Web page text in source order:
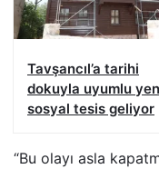
Tavşancıl’a tarihi
dokuyla uyumlu
sosyal tesis geliyor
“Bu olayı asla